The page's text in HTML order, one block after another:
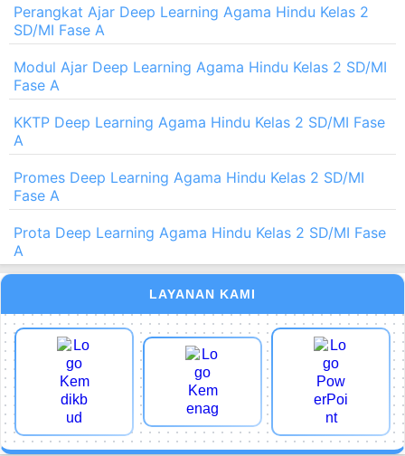
Perangkat Ajar Deep Learning Agama Hindu Kelas 2
SD/MI Fase A
Modul Ajar Deep Learning Agama Hindu Kelas 2 SD/MI
Fase A
KKTP Deep Learning Agama Hindu Kelas 2 SD/MI Fase
A
Promes Deep Learning Agama Hindu Kelas 2 SD/MI
Fase A
Prota Deep Learning Agama Hindu Kelas 2 SD/MI Fase
A
LAYANAN KAMI